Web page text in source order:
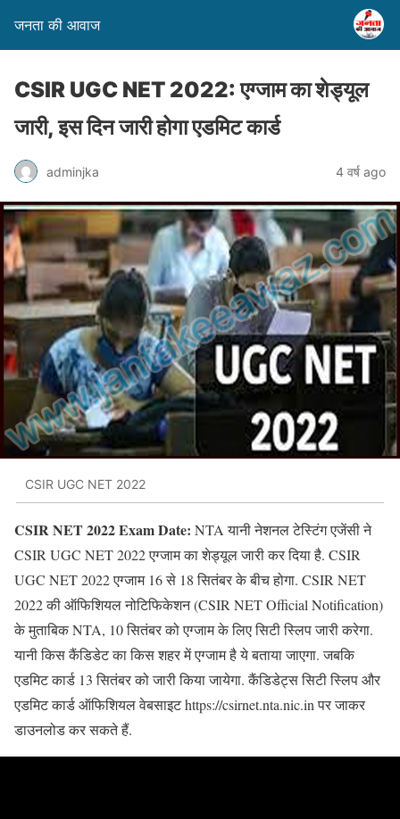
जनता की आवाज
CSIR UGC NET 2022: एग्जाम का शेड्यूल
जारी, इस दिन जारी होगा एडमिट कार्ड
adminjka 4 वर्ष ago
CSIR UGC NET 2022
CSIR NET 2022 Exam Date: NTA यानी नेशनल टेस्टिंग एजेंसी ने
CSIR UGC NET 2022 एग्जाम का शेड्यूल जारी कर दिया है. CSIR
UGC NET 2022 एग्जाम 16 से 18 सितंबर के बीच होगा. CSIR NET
2022 की ऑफिशियल नोटिफिकेशन (CSIR NET Official Notification)
के मुताबिक NTA, 10 सितंबर को एग्जाम के लिए सिटी स्लिप जारी करेगा.
यानी किस कैंडिडेट का किस शहर में एग्जाम है ये बताया जाएगा. जबकि
एडमिट कार्ड 13 सितंबर को जारी किया जायेगा. कैंडिडेट्स सिटी स्लिप और
एडमिट कार्ड ऑफिशियल वेबसाइट https://csirnet.nta.nic.in पर जाकर
डाउनलोड कर सकते हैं.